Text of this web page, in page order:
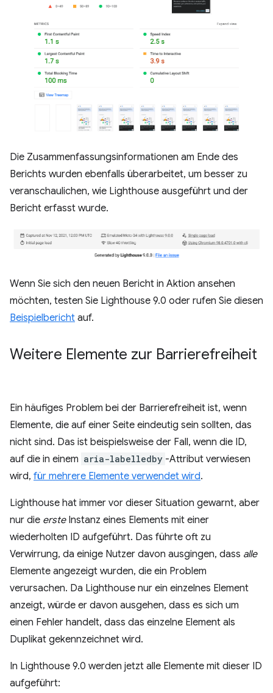
Die Zusammenfassungsinformationen am Ende des
Berichts wurden ebenfalls überarbeitet, um besser zu
veranschaulichen, wie Lighthouse ausgeführt und der
Bericht erfasst wurde.
Wenn Sie sich den neuen Bericht in Aktion ansehen
möchten, testen Sie Lighthouse 9.0 oder rufen Sie diesen
Beispielbericht auf.
Weitere Elemente zur Barrierefreiheit
Ein häufiges Problem bei der Barrierefreiheit ist, wenn
Elemente, die auf einer Seite eindeutig sein sollten, das
nicht sind. Das ist beispielsweise der Fall, wenn die ID,
auf die in einem aria-labelledby -Attribut verwiesen
wird, für mehrere Elemente verwendet wird.
Lighthouse hat immer vor dieser Situation gewarnt, aber
nur die ersteInstanz eines Elements mit einer
wiederholten ID aufgeführt. Das führte oft zu
Verwirrung, da einige Nutzer davon ausgingen, dass alle
Elemente angezeigt wurden, die ein Problem
verursachen. Da Lighthouse nur ein einzelnes Element
anzeigt, würde er davon ausgehen, dass es sich um
einen Fehler handelt, dass das einzelne Element als
Duplikat gekennzeichnet wird.
In Lighthouse 9.0 werden jetzt alle Elemente mit dieser ID
aufgeführt: